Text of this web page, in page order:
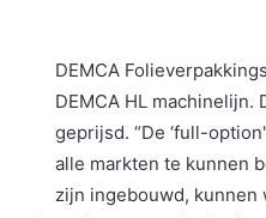
DEMCA
DEMCA HL
geprijsd. “De ‘full-
alle markten te kunnen
zijn ingebouwd,